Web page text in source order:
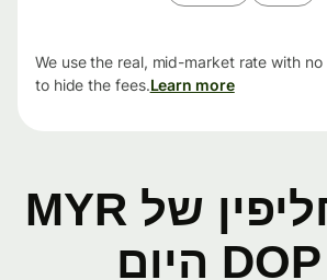
We use the real, mid-market rate with
to hide the fees.Learn more
שערי חליפין של MYR